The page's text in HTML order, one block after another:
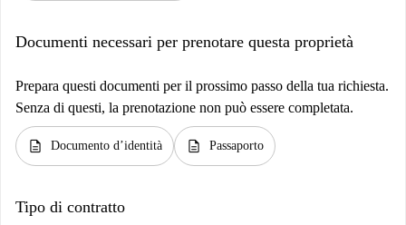
Documenti necessari per prenotare questa proprietà
Prepara questi documenti per il prossimo passo della tua richiesta.
Senza di questi, la prenotazione non può essere completata.
description Documento d’identità description Passaporto
Tipo di contratto